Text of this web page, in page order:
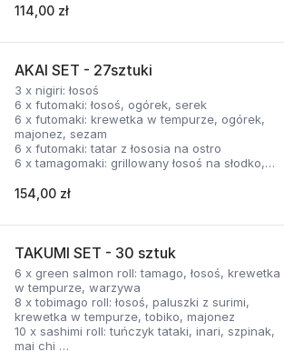
czekladowy
114,00 zł
AKAI SET - 27sztuki
3 x nigiri: łosoś
6 x futomaki: łosoś, ogórek, serek
6 x futomaki: krewetka w tempurze, ogórek,
majonez, sezam
6 x futomaki: tatar z łososia na ostro
6 x tamagomaki: grillowany łosoś na słodko,
154,00 zł
TAKUMI SET - 30 sztuk
6 x green salmon roll: tamago, łosoś, krewetka
w tempurze, warzywa
8 x tobimago roll: łosoś, paluszki z surimi,
krewetka w tempurze, tobiko, majonez
10 x sashimi roll: tuńczyk tataki, inari, szpinak,
mai chi